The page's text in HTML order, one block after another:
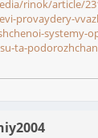
rinok/article/
provaydery-
systemy-
ta-